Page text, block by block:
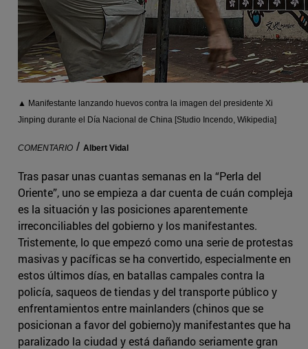
▲ Manifestante lanzando huevos contra la imagen del presidente Xi
Jinping durante el Día Nacional de China [Studio Incendo, Wikipedia]
COMENTARIO / Albert Vidal
Tras pasar unas cuantas semanas en la “Perla del
Oriente”, uno se empieza a dar cuenta de cuán compleja
es la situación y las posiciones aparentemente
irreconciliables del gobierno y los manifestantes.
Tristemente, lo que empezó como una serie de protestas
masivas y pacíficas se ha convertido, especialmente en
estos últimos días, en batallas campales contra la
policía, saqueos de tiendas y del transporte público y
enfrentamientos entre mainlanders (chinos que se
posicionan a favor del gobierno)y manifestantes que ha
paralizado la ciudad y está dañando seriamente gran